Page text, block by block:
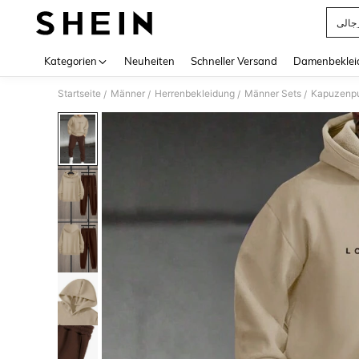
Kategorien Neuheiten Schneller Versand
Startseite / Männer / Herrenbekleidung / Männer Sets /